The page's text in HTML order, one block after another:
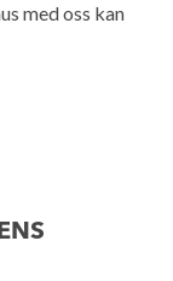
med oss kan